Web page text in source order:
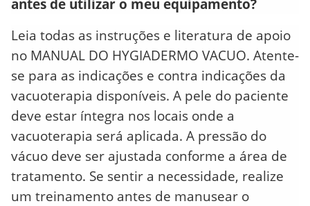
antes de utilizar o meu equipamento?
Leia todas as instruções e literatura de apoio
no MANUAL DO HYGIADERMO VACUO. Atente-
se para as indicações e contra indicações da
vacuoterapia disponíveis. A pele do paciente
deve estar íntegra nos locais onde a
vacuoterapia será aplicada. A pressão do
vácuo deve ser ajustada conforme a área de
tratamento. Se sentir a necessidade, realize
um treinamento antes de manusear o